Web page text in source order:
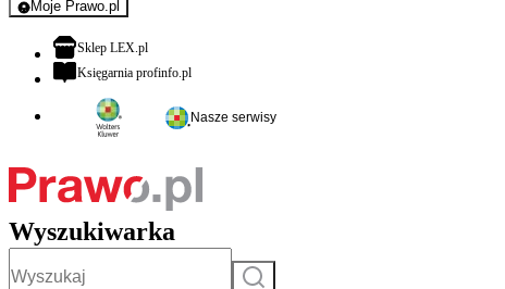
Moje Prawo.pl
- rejestracja i logowanie do serwisu
Sklep LEX.plotwiera się w nowej karcie
Księgarnia profinfo.plotwiera się w nowej karcie
Nasze serwisy
Wyszukiwarka
Szukaj